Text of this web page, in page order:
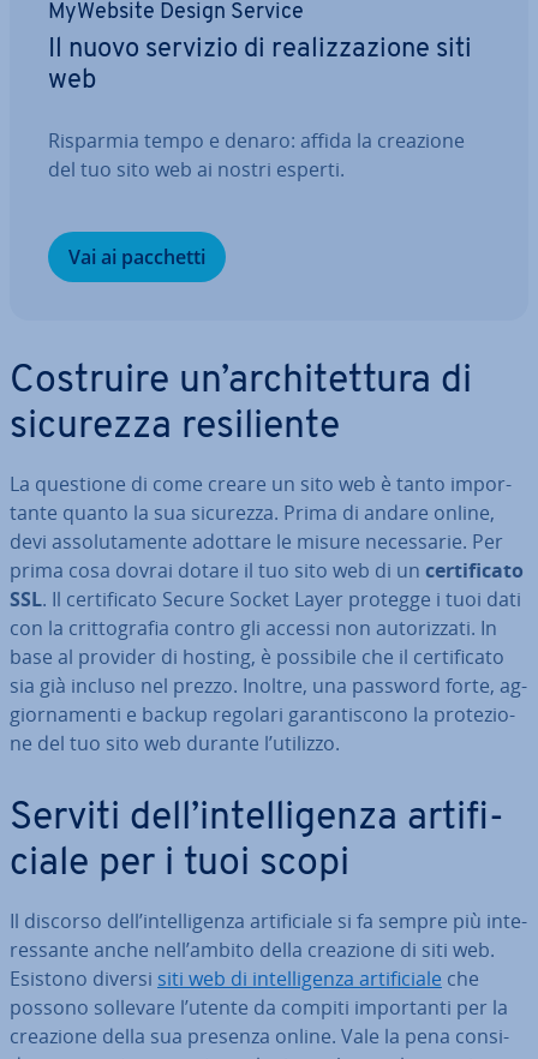
MyWebsite Design Service
Il nuovo servizio di rea­liz­za­zio­ne siti
web
Risparmia tempo e denaro: affida la creazione
del tuo sito web ai nostri esperti.
Vai ai pacchetti
Costruire un’ar­chi­tet­tu­ra di
sicurezza re­si­lien­te
La questione di come creare un sito web è tanto im­por­
tan­te quanto la sua sicurezza. Prima di andare online,
devi as­so­lu­ta­men­te adottare le misure ne­ces­sa­rie. Per
prima cosa dovrai dotare il tuo sito web di un cer­ti­fi­ca­to
SSL. Il cer­ti­fi­ca­to Secure Socket Layer protegge i tuoi dati
con la crit­to­gra­fia contro gli accessi non au­to­riz­za­ti. In
base al provider di hosting, è possibile che il cer­ti­fi­ca­to
sia già incluso nel prezzo. Inoltre, una password forte, ag­
gior­na­men­ti e backup regolari ga­ran­ti­sco­no la pro­te­zio­
ne del tuo sito web durante l’utilizzo.
Serviti dell’in­tel­li­gen­za ar­ti­fi­
cia­le per i tuoi scopi
Il discorso dell’in­tel­li­gen­za ar­ti­fi­cia­le si fa sempre più in­te­
res­san­te anche nell’ambito della creazione di siti web.
Esistono diversi siti web di in­tel­li­gen­za ar­ti­fi­cia­le che
possono sollevare l’utente da compiti im­por­tan­ti per la
creazione della sua presenza online. Vale la pena con­si­